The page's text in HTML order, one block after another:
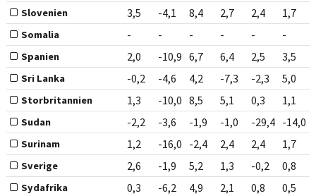
Slovenien 3,5 -4,1 8,4 2,7 2,4 1,7
Somalia - - - - - -
Spanien 2,0 -10,9 6,7 6,4 2,5 3,5
Sri Lanka -0,2 -4,6 4,2 -7,3 -2,3 5,0
Storbritannien 1,3 -10,0 8,5 5,1 0,3 1,1
Sudan -2,2 -3,6 -1,9 -1,0 -29,4 -14,0
Surinam 1,2 -16,0 -2,4 2,4 2,4 1,7
Sverige 2,6 -1,9 5,2 1,3 -0,2 0,8
Sydafrika 0,3 -6,2 4,9 2,1 0,8 0,5